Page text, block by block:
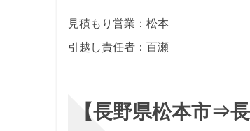
見積もり営業：松本
引越し責任者：百瀬
【長野県松本市⇒